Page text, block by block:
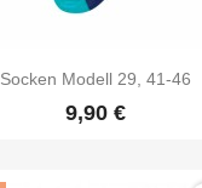
Socken Modell 29, 41-46
9,90 €